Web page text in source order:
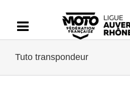
contenu
Tuto transpondeur